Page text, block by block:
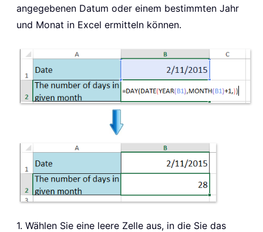
angegebenen Datum oder einem bestimmten Jahr
und Monat in Excel ermitteln können.
1. Wählen Sie eine leere Zelle aus, in die Sie das